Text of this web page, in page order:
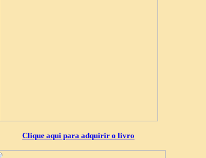
Clique aqui para adquirir o livro